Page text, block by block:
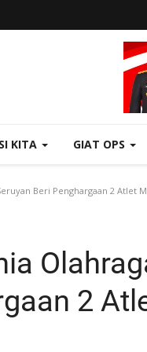
KITA GIAT OPS
Beri Penghargaan 2 Atlet
2